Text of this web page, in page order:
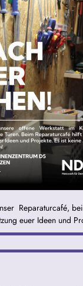
Reparaturcafé,
euer Ideen und